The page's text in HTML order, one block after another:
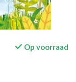
Op voorraad